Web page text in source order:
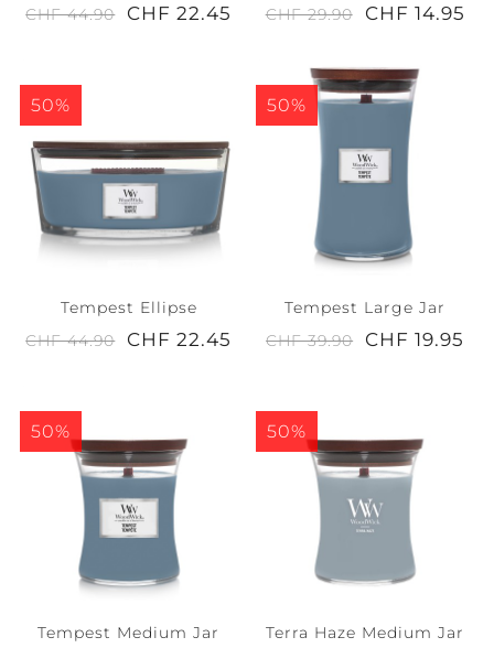
CHF 44.90
CHF 22.45
CHF 29.90
CHF 14.95
50%
Tempest Ellipse
CHF 44.90
CHF 22.45
50%
Tempest Large Jar
CHF 39.90
CHF 19.95
50%
Tempest Medium Jar
50%
Terra Haze Medium Jar